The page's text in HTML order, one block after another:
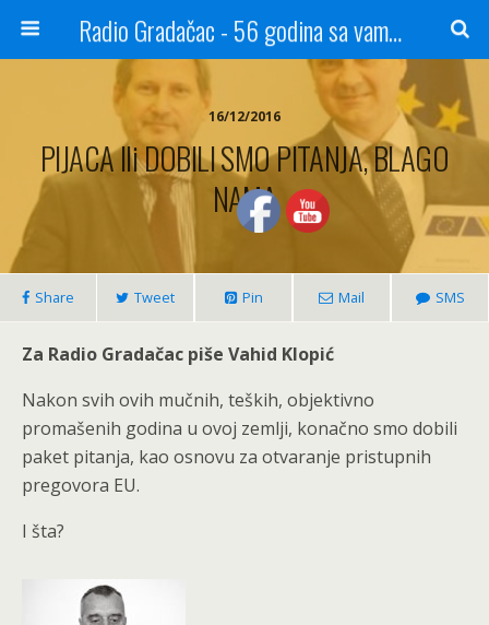
Radio Gradačac - 56 godina sa vama...
16/12/2016
PIJACA Ili DOBILI SMO PITANJA, BLAGO
NAMA
Share Tweet Pin Mail SMS
Za Radio Gradačac piše Vahid Klopić
Nakon svih ovih mučnih, teških, objektivno
promašenih godina u ovoj zemlji, konačno smo dobili
paket pitanja, kao osnovu za otvaranje pristupnih
pregovora EU.
I šta?